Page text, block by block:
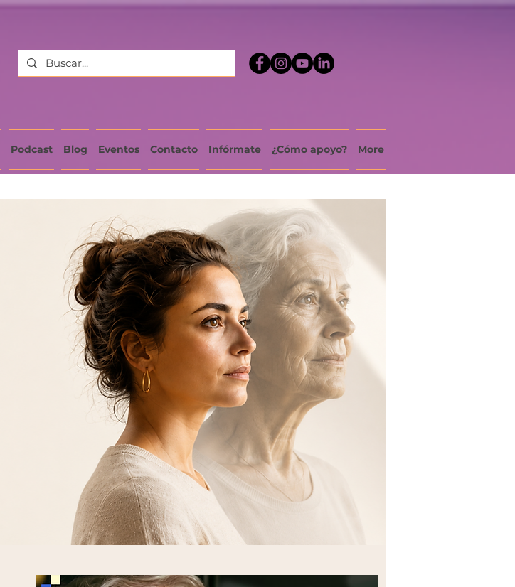
Podcast Blog Eventos Contacto Infórmate ¿Cómo apoyo? More